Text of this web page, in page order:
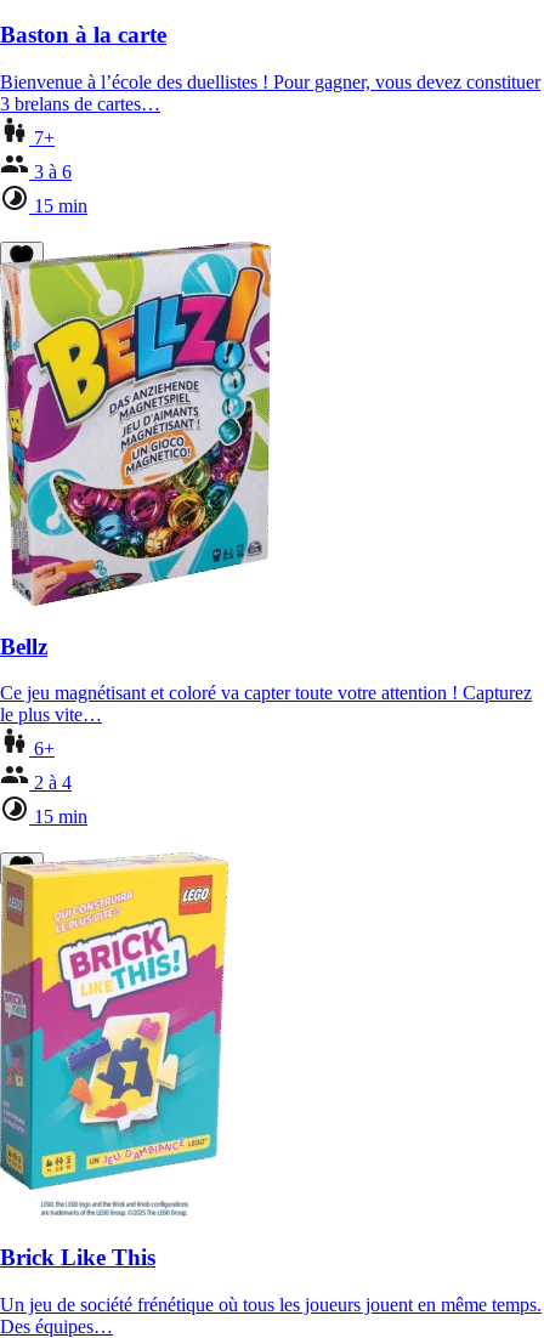
Baston à la carte
Bienvenue à l’école des duellistes ! Pour gagner, vous devez constituer
3 brelans de cartes…
7+
3 à 6
15 min
Bellz
Ce jeu magnétisant et coloré va capter toute votre attention ! Capturez
le plus vite…
6+
2 à 4
15 min
Brick Like This
Un jeu de société frénétique où tous les joueurs jouent en même temps.
Des équipes…